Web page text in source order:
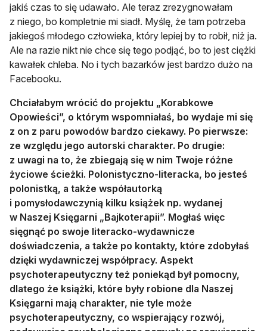
jakiś czas to się udawało. Ale teraz zrezygnowałam
z niego, bo kompletnie mi siadł. Myślę, że tam potrzeba
jakiegoś młodego człowieka, który lepiej by to robił, niż ja.
Ale na razie nikt nie chce się tego podjąć, bo to jest ciężki
kawałek chleba. No i tych bazarków jest bardzo dużo na
Facebooku.
Chciałabym wrócić do projektu „Korabkowe
Opowieści”, o którym wspomniałaś, bo wydaje mi się
z on z paru powodów bardzo ciekawy. Po pierwsze:
ze względu jego autorski charakter. Po drugie:
z uwagi na to, że zbiegają się w nim Twoje różne
życiowe ścieżki. Polonistyczno-literacka, bo jesteś
polonistką, a także współautorką
i pomysłodawczynią kilku książek np. wydanej
w Naszej Księgarni „Bajkoterapii”. Mogłaś więc
sięgnąć po swoje literacko-wydawnicze
doświadczenia, a także po kontakty, które zdobyłaś
dzięki wydawniczej współpracy. Aspekt
psychoterapeutyczny też poniekąd był pomocny,
dlatego że książki, które były robione dla Naszej
Księgarni mają charakter, nie tyle może
psychoterapeutyczny, co wspierający rozwój,